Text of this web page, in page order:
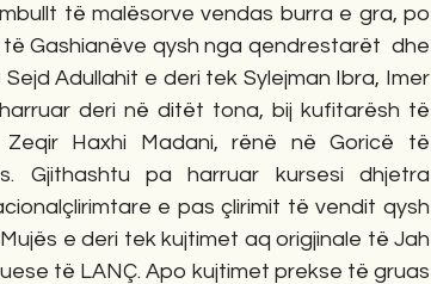
të malësorve vendas burra e gra, po
Gashianëve qysh nga qendrestarët  dhe
Adullahit e deri tek Sylejman Ibra, Imer
deri në ditët tona, bij kufitarësh të
Haxhi Madani, rënë në Goricë të
Gjithashtu pa harruar kursesi dhjetra
e pas çlirimit të vendit qysh
e deri tek kujtimet aq origjinale të Jah
të LANÇ. Apo kujtimet prekse të gruas